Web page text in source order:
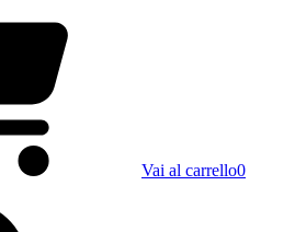
Vai al carrello0